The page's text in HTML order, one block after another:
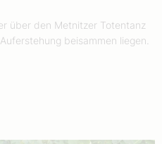
über den Metnitzer Totentanz
beisammen liegen.